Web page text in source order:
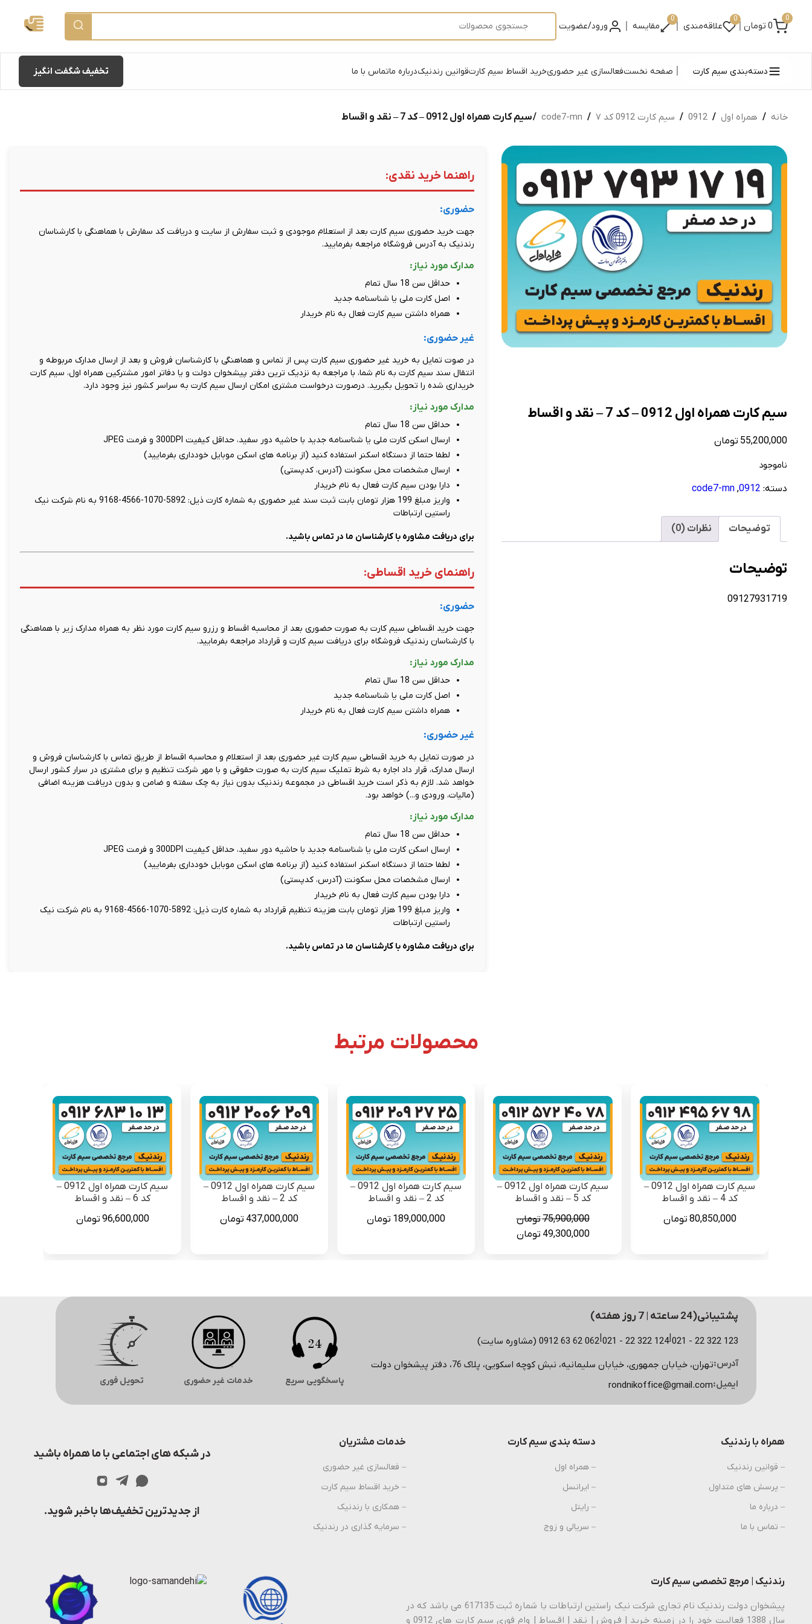
0
0 تومان |
0
علاقه‌مندی |
0
مقایسه | ورود/عضویت
دسته‌بندی سیم کارت صفحه نخستفعالسازی غیر حضوریخرید اقساط سیم کارتقوانین رندنیکدرباره ماتماس با ما تخفیف شگفت انگیز
خانه / همراه اول /
0912
/ سیم کارت 0912 کد ۷ /
code7-mn / سیم کارت همراه اول 0912 – کد 7 – نقد و اقساط
سیم کارت همراه اول 0912 – کد 7 – نقد و اقساط
55,200,000 تومان
ناموجود
دسته: 0912
,
code7-mn
توضیحات نظرات (0)
توضیحات
09127931719
راهنما خرید نقدی:
حضوری:
جهت خرید حضوری سیم کارت بعد از استعلام موجودی و ثبت سفارش از سایت و دریافت کد سفارش با هماهنگی با کارشناسان
رندنیک به آدرس فروشگاه مراجعه بفرمایید.
مدارک مورد نیاز:
حداقل سن 18 سال تمام
اصل کارت ملی یا شناسنامه جدید
همراه داشتن سیم کارت فعال به نام خریدار
غیر حضوری:
در صوت تمایل به خرید غیر حضوری سیم کارت پس از تماس و هماهنگی با کارشناسان فروش و بعد از ارسال مدارک مربوطه و
انتقال سند سیم کارت به نام شما، با مراجعه به نزدیک ترین دفتر پیشخوان دولت و یا دفاتر امور مشترکین همراه اول، سیم کارت
خریداری شده را تحویل بگیرید. درصورت درخواست مشتری امکان ارسال سیم کارت به سراسر کشور نیز وجود دارد.
مدارک مورد نیاز:
حداقل سن 18 سال تمام
ارسال اسکن کارت ملی یا شناسنامه جدید با حاشیه دور سفید، حداقل کیفیت 300DPI و فرمت JPEG
لطفا حتما از دستگاه اسکنر استفاده کنید (از برنامه های اسکن موبایل خودداری بفرمایید)
ارسال مشخصات محل سکونت (آدرس، کدپستی)
دارا بودن سیم کارت فعال به نام خریدار
واریز مبلغ 199 هزار تومان بابت ثبت سند غیر حضوری به شماره کارت ذیل: 5892-1070-4566-9168 به نام شرکت نیک
راستین ارتباطات
برای دریافت مشاوره با کارشناسان ما در تماس باشید.
راهنمای خرید اقساطی:
حضوری:
جهت خرید اقساطی سیم کارت به صورت حضوری بعد از محاسبه اقساط و رزرو سیم کارت مورد نظر به همراه مدارک زیر با هماهنگی
با کارشناسان رندنیک فروشگاه برای دریافت سیم کارت و قرارداد مراجعه بفرمایید.
مدارک مورد نیاز:
حداقل سن 18 سال تمام
اصل کارت ملی یا شناسنامه جدید
همراه داشتن سیم کارت فعال به نام خریدار
غیر حضوری:
در صورت تمایل به خرید اقساطی سیم کارت غیر حضوری بعد از استعلام و محاسبه اقساط از طریق تماس با کارشناسان فروش و
ارسال مدارک، قرار داد اجاره به شرط تملیک سیم کارت به صورت حقوقی و با مهر شرکت تنظیم و برای مشتری در سرار کشور ارسال
خواهد شد. لازم به ذکر است خرید اقساطی در مجموعه رندنیک بدون نیاز به چک سفته و ضامن و بدون دریافت هزینه اضافی
(مالیات، ورودی و...) خواهد بود.
مدارک مورد نیاز:
حداقل سن 18 سال تمام
ارسال اسکن کارت ملی یا شناسنامه جدید با حاشیه دور سفید، حداقل کیفیت 300DPI و فرمت JPEG
لطفا حتما از دستگاه اسکنر استفاده کنید (از برنامه های اسکن موبایل خودداری بفرمایید)
ارسال مشخصات محل سکونت (آدرس، کدپستی)
دارا بودن سیم کارت فعال به نام خریدار
واریز مبلغ 199 هزار تومان بابت هزینه تنظیم قرارداد به شماره کارت ذیل: 5892-1070-4566-9168 به نام شرکت نیک
راستین ارتباطات
برای دریافت مشاوره با کارشناسان ما در تماس باشید.
محصولات مرتبط
سیم کارت همراه اول 0912 –
کد 4 – نقد و اقساط
80,850,000 تومان
سیم کارت همراه اول 0912 –
کد 5 – نقد و اقساط
75,900,000تومان
قیمت
49,300,000 تومانقیمت
سیم کارت همراه اول 0912 –
کد 2 – نقد و اقساط
189,000,000 تومان
سیم کارت همراه اول 0912 –
کد 2 – نقد و اقساط
437,000,000 تومان
سیم کارت همراه اول 0912 –
کد 6 – نقد و اقساط
96,600,000 تومان
پشتیبانی(24 ساعته | 7 روز هفته)
123 322 22 - 021
|
124 322 22 - 021
062 62 63 0912 (مشاوره سایت)
آدرس:تهران، خیابان جمهوری، خیابان سلیمانیه، نبش کوچه اسکویی، پلاک 76، دفتر پیشخوان دولت
ایمیل:rondnikoffice@gmail.com پاسخگویی سریع خدمات غیر حضوری تحویل فوری
همراه با رندنیک
– قوانین رندنیک
– پرسش های متداول
– درباره ما
– تماس با ما
دسته بندی سیم کارت
– همراه اول
– ایرانسل
– رایتل
– سریالی و زوج
خدمات مشتریان
– فعالسازی غیر حضوری
– خرید اقساط سیم کارت
– همکاری با رندنیک
– سرمایه گذاری در رندنیک
در شبکه های اجتماعی با ما همراه باشید
از جدیدترین تخفیف‌ها باخبر شوید.
رندنیک | مرجع تخصصی سیم کارت
پیشخوان دولت رندنیک نام تجاری شرکت نیک راستین ارتباطات با شماره ثبت 617135 می باشد که در
سال 1388 فعالیت خود را در زمینه خـرید | فـروش | نـقد | اقـساط | وام فوری سیم کارت های 0912 و